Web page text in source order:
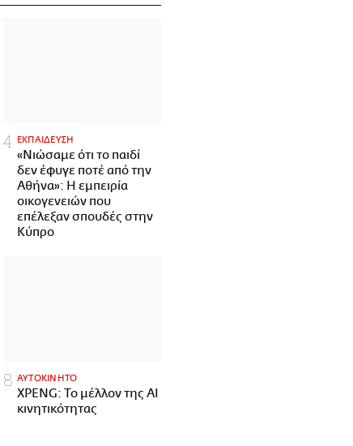
ΕΚΠΑΙΔΕΥΣΗ
«Νιώσαμε ότι το παιδί
δεν έφυγε ποτέ από την
Αθήνα»: Η εμπειρία
οικογενειών που
επέλεξαν σπουδές στην
Κύπρο
ΑΥΤΟΚΙΝΗΤΟ
XPENG: Το μέλλον της AI
κινητικότητας